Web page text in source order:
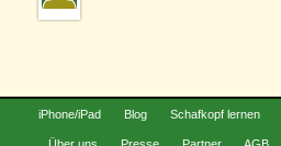
iPhone/iPad Blog Schafkopf lernen